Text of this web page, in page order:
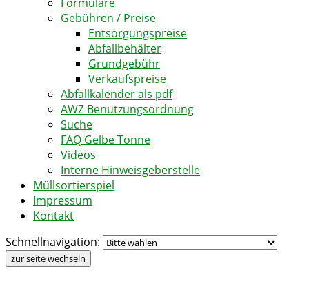
Gebühren / Preise
Entsorgungspreise
Abfallbehälter
Grundgebühr
Verkaufspreise
Abfallkalender als pdf
AWZ Benutzungsordnung
Suche
FAQ Gelbe Tonne
Videos
Interne Hinweisgeberstelle
Müllsortierspiel
Impressum
Kontakt
Schnellnavigation:
zur seite wechseln